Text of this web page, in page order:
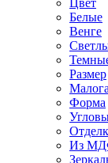
Цвет
Белые
Венге
Размер
Форма
Из